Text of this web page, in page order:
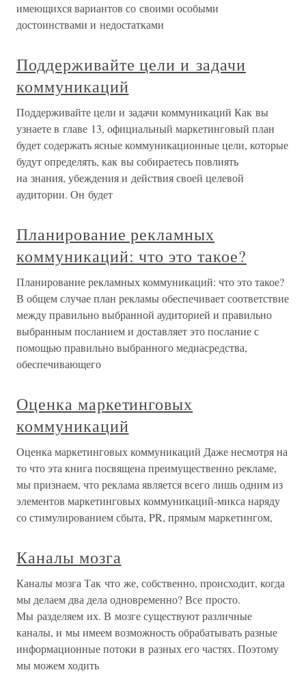
имеющихся вариантов со своими особыми
достоинствами и недостатками
Поддерживайте цели и задачи
коммуникаций
Поддерживайте цели и задачи коммуникаций Как вы
узнаете в главе 13, официальный маркетинговый план
будет содержать ясные коммуникационные цели, которые
будут определять, как вы собираетесь повлиять
на знания, убеждения и действия своей целевой
аудитории. Он будет
Планирование рекламных
коммуникаций: что это такое?
Планирование рекламных коммуникаций: что это такое?
В общем случае план рекламы обеспечивает соответствие
между правильно выбранной аудиторией и правильно
выбранным посланием и доставляет это послание с
помощью правильно выбранного медиасредства,
обеспечивающего
Оценка маркетинговых
коммуникаций
Оценка маркетинговых коммуникаций Даже несмотря на
то что эта книга посвящена преимущественно рекламе,
мы признаем, что реклама является всего лишь одним из
элементов маркетинговых коммуникаций-микса наряду
со стимулированием сбыта, PR, прямым маркетингом,
Каналы мозга
Каналы мозга Так что же, собственно, происходит, когда
мы делаем два дела одновременно? Все просто.
Мы разделяем их. В мозге существуют различные
каналы, и мы имеем возможность обрабатывать разные
информационные потоки в разных его частях. Поэтому
мы можем ходить